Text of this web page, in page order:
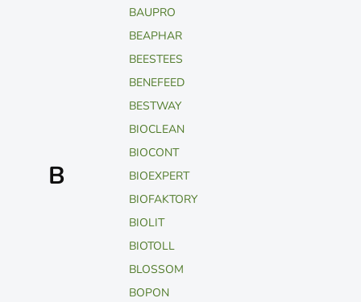
B
BAUPRO
BEAPHAR
BEESTEES
BENEFEED
BESTWAY
BIOCLEAN
BIOCONT
BIOEXPERT
BIOFAKTORY
BIOLIT
BIOTOLL
BLOSSOM
BOPON